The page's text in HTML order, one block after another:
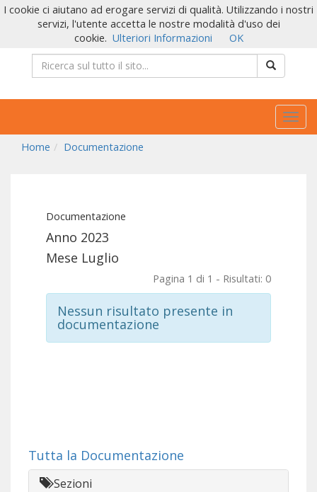
Home
Documentazione
Documentazione
Anno 2023
Mese Luglio
Pagina 1 di 1 - Risultati: 0
Nessun risultato presente in
documentazione
Tutta la Documentazione
Sezioni
I cookie ci aiutano ad erogare servizi di qualità. Utilizzando i nostri
servizi, l'utente accetta le nostre modalità d'uso dei
cookie. Ulteriori Informazioni OK